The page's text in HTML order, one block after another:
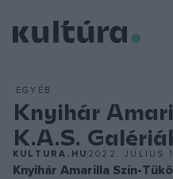
EGYÉB
Knyihár
K.A.S.
KULTURA.HU 2022. JÚLIUS
Knyihár Amarilla Szín-